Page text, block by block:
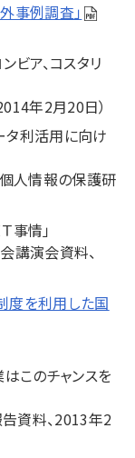
事例調査」
ビア、コスタリ
年2月20日）
タ利活用に向け
個人情報の保護研
事情」
講演会資料、
度を利用した国
このチャンスを
告資料、2013年2